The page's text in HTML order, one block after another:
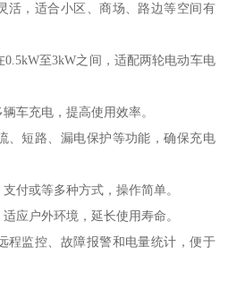
活，适合小区、商场、路边等空间有
至3kW之间，适配两轮电动车电
车充电，提高使用效率。
、短路、漏电保护等功能，确保充电
付或等多种方式，操作简单。
应户外环境，延长使用寿命。
程监控、故障报警和电量统计，便于